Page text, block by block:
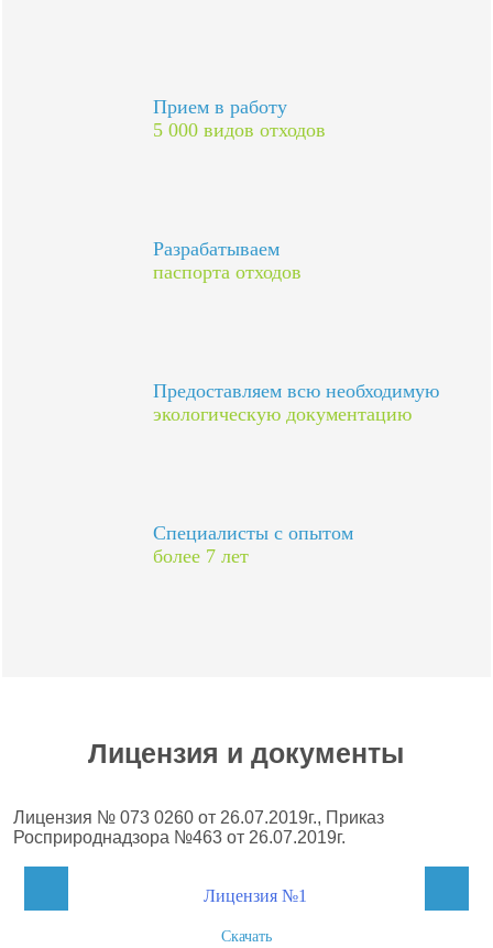
Прием в работу
5 000 видов отходов
Разрабатываем
паспорта отходов
Предоставляем всю необходимую
экологическую документацию
Специалисты с опытом
более 7 лет
Лицензия и документы
Лицензия № 073 0260 от 26.07.2019г., Приказ
Росприроднадзора №463 от 26.07.2019г.
Скачать